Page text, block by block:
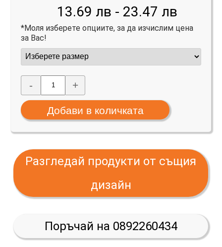
13.69 лв - 23.47 лв
*Моля изберете опциите, за да изчислим цена
за Вас!
- +
Разгледай продукти от същия
дизайн
Поръчай на 0892260434